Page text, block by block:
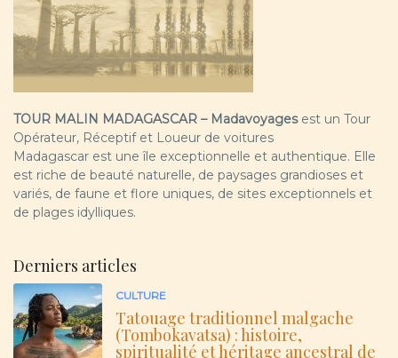
TOUR MALIN MADAGASCAR – Madavoyagesest un Tour
Opérateur, Réceptif et Loueur de voitures
Madagascar est une île exceptionnelle et authentique. Elle
est riche de beauté naturelle, de paysages grandioses et
variés, de faune et flore uniques, de sites exceptionnels et
de plages idylliques.
Derniers articles
CULTURE
Tatouage traditionnel malgache
(Tombokavatsa) : histoire,
spiritualité et héritage ancestral de